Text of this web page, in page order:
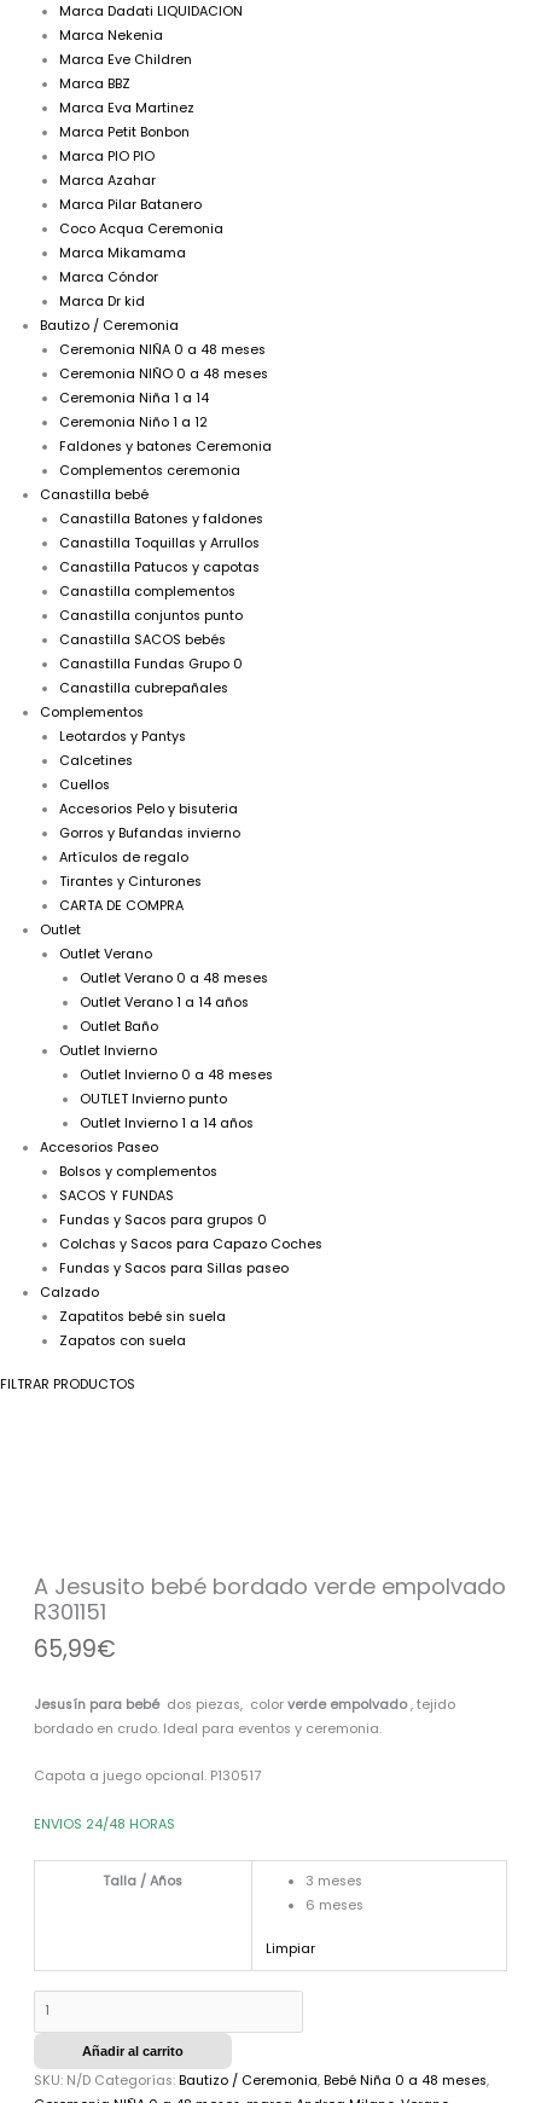
Marca Dadati LIQUIDACION
Marca Nekenia
Marca Eve Children
Marca BBZ
Marca Eva Martinez
Marca Petit Bonbon
Marca PIO PIO
Marca Azahar
Marca Pilar Batanero
Coco Acqua Ceremonia
Marca Mikamama
Marca Cóndor
Marca Dr kid
Bautizo / Ceremonia
Ceremonia NIÑA 0 a 48 meses
Ceremonia NIÑO 0 a 48 meses
Ceremonia Niña 1 a 14
Ceremonia Niño 1 a 12
Faldones y batones Ceremonia
Complementos ceremonia
Canastilla bebé
Canastilla Batones y faldones
Canastilla Toquillas y Arrullos
Canastilla Patucos y capotas
Canastilla complementos
Canastilla conjuntos punto
Canastilla SACOS bebés
Canastilla Fundas Grupo 0
Canastilla cubrepañales
Complementos
Leotardos y Pantys
Calcetines
Cuellos
Accesorios Pelo y bisuteria
Gorros y Bufandas invierno
Artículos de regalo
Tirantes y Cinturones
CARTA DE COMPRA
Outlet
Outlet Verano
Outlet Verano 0 a 48 meses
Outlet Verano 1 a 14 años
Outlet Baño
Outlet Invierno
Outlet Invierno 0 a 48 meses
OUTLET Invierno punto
Outlet Invierno 1 a 14 años
Accesorios Paseo
Bolsos y complementos
SACOS Y FUNDAS
Fundas y Sacos para grupos 0
Colchas y Sacos para Capazo Coches
Fundas y Sacos para Sillas paseo
Calzado
Zapatitos bebé sin suela
Zapatos con suela
FILTRAR PRODUCTOS
A Jesusito bebé bordado verde empolvado
R301151
65,99€
Jesusín para bebé dos piezas, colorverde empolvado, tejido
bordado en crudo. Ideal para eventos y ceremonia.
Capota a juego opcional. P130517
ENVIOS 24/48 HORAS
Talla / Años
3 meses
6 meses
Limpiar
R301151
cantidad
Añadir al carrito
SKU: N/D Categorías: Bautizo / Ceremonia, Bebé Niña 0 a 48 meses,